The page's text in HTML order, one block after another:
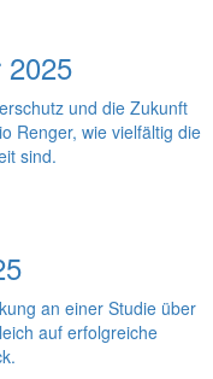
2025
und die Zukunft
Renger, wie vielfältig die
sind.
an einer Studie über
auf erfolgreiche